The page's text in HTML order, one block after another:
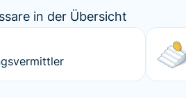
in der Übersicht